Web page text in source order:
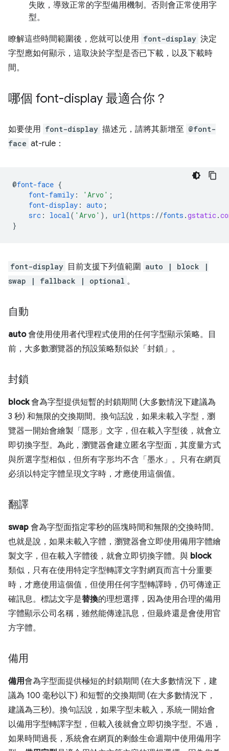
失敗，導致正常的字型備用機制。否則會正常使用字
型。
瞭解這些時間範圍後，您就可以使用 font-display 決定
字型應如何顯示，這取決於字型是否已下載，以及下載時
間。
哪個 font-display 最適合你？
如要使用 font-display 描述元，請將其新增至 @font-
face at-rule：
@font-face {
font-family : 'Arvo' ;
font-display : auto ;
src : local( 'Arvo' ), url(https ://fonts .gstatic.
}
font-display 目前支援下列值範圍 auto | block |
swap | fallback | optional 。
自動
auto會使用使用者代理程式使用的任何字型顯示策略。目
前，大多數瀏覽器的預設策略類似於「封鎖」 。
封鎖
block會為字型提供短暫的封鎖期間 (大多數情況下建議為
3 秒) 和無限的交換期間。換句話說，如果未載入字型，瀏
覽器一開始會繪製「隱形」文字，但在載入字型後，就會立
即切換字型。為此，瀏覽器會建立匿名字型面，其度量方式
與所選字型相似，但所有字形均不含「墨水」。只有在網頁
必須以特定字體呈現文字時，才應使用這個值。
翻譯
swap 會為字型面指定零秒的區塊時間和無限的交換時間。
也就是說，如果未載入字體，瀏覽器會立即使用備用字體繪
製文字，但在載入字體後，就會立即切換字體。與 block
類似，只有在使用特定字型轉譯文字對網頁而言十分重要
時，才應使用這個值，但使用任何字型轉譯時，仍可傳達正
確訊息。標誌文字是替換的理想選擇，因為使用合理的備用
字體顯示公司名稱，雖然能傳達訊息，但最終還是會使用官
方字體。
備用
備用會為字型面提供極短的封鎖期間 (在大多數情況下，建
議為 100 毫秒以下) 和短暫的交換期間 (在大多數情況下，
建議為三秒)。換句話說，如果字型未載入，系統一開始會
以備用字型轉譯字型，但載入後就會立即切換字型。不過，
如果時間過長，系統會在網頁的剩餘生命週期中使用備用字